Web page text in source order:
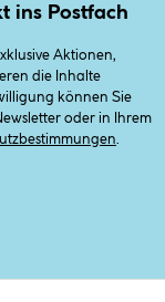
ins Postfach
Aktionen,
die Inhalte
können Sie
oder in Ihrem